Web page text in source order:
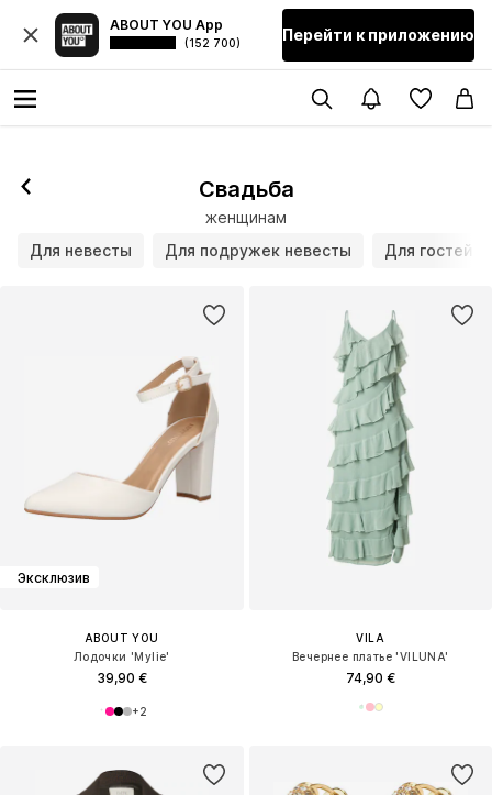
ABOUT YOU App
(152 700) Перейти к приложению
Свадьба
женщинам
Для невесты
Для подружек невесты Для гостей
Эксклюзив
ABOUT YOU
Лодочки 'Mylie'
39,90 €
+2
VILA
Вечернее платье 'VILUNA'
74,90 €